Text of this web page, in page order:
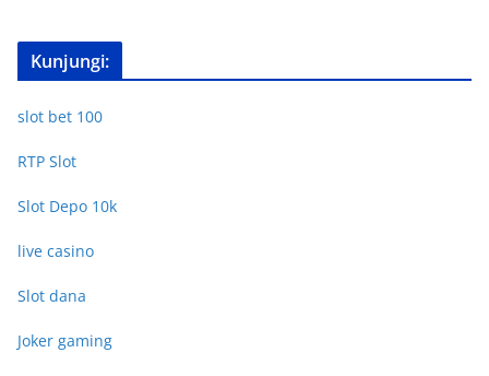
Kunjungi:
slot bet 100
RTP Slot
Slot Depo 10k
live casino
Slot dana
Joker gaming